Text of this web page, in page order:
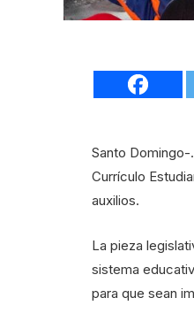
Santo
Currículo
auxilios.
La pieza
sistema
para que sean